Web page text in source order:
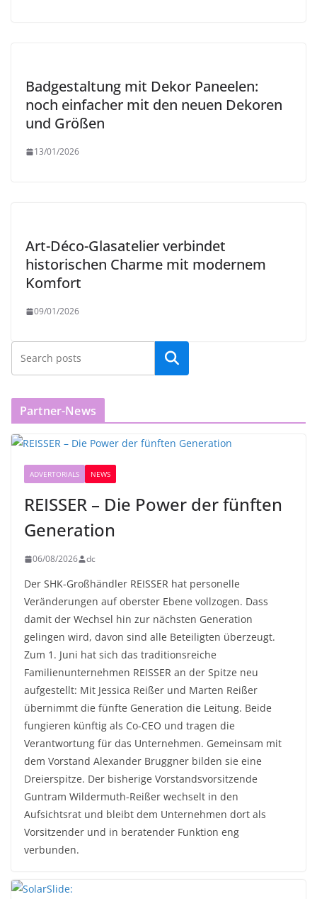
Badgestaltung mit Dekor Paneelen:
noch einfacher mit den neuen Dekoren
und Größen
13/01/2026
Art-Déco-Glasatelier verbindet
historischen Charme mit modernem
Komfort
09/01/2026
Partner-News
ADVERTORIALS NEWS
REISSER – Die Power der fünften
Generation
06/08/2026 dc
Der SHK-Großhändler REISSER hat personelle
Veränderungen auf oberster Ebene vollzogen. Dass
damit der Wechsel hin zur nächsten Generation
gelingen wird, davon sind alle Beteiligten überzeugt.
Zum 1. Juni hat sich das traditionsreiche
Familienunternehmen REISSER an der Spitze neu
aufgestellt: Mit Jessica Reißer und Marten Reißer
übernimmt die fünfte Generation die Leitung. Beide
fungieren künftig als Co-CEO und tragen die
Verantwortung für das Unternehmen. Gemeinsam mit
dem Vorstand Alexander Bruggner bilden sie eine
Dreierspitze. Der bisherige Vorstandsvorsitzende
Guntram Wildermuth-Reißer wechselt in den
Aufsichtsrat und bleibt dem Unternehmen dort als
Vorsitzender und in beratender Funktion eng
verbunden.